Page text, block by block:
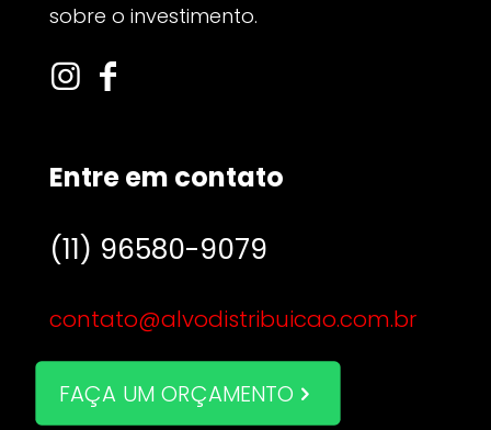
sobre o investimento.
Entre em contato
(11) 96580-9079
contato@alvodistribuicao.com.br
FAÇA UM ORÇAMENTO